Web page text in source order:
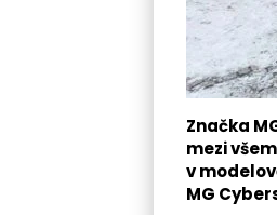
Značka
mezi
v
MG